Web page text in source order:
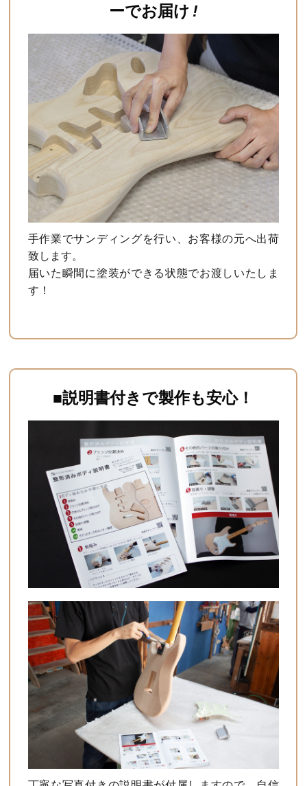
ーでお届け !
手作業でサンディングを行い、お客様の元へ出荷
致します。
届いた瞬間に塗装ができる状態でお渡しいたしま
す！
■説明書付きで製作も安心！